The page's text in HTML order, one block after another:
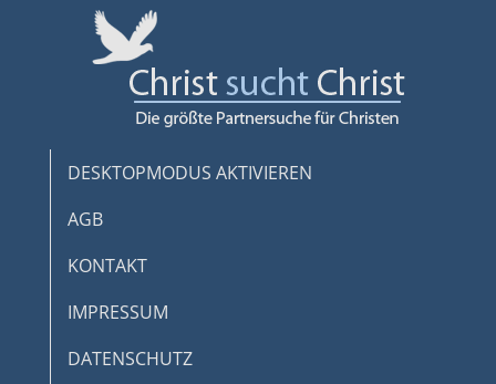
DESKTOPMODUS AKTIVIEREN
AGB
KONTAKT
IMPRESSUM
DATENSCHUTZ